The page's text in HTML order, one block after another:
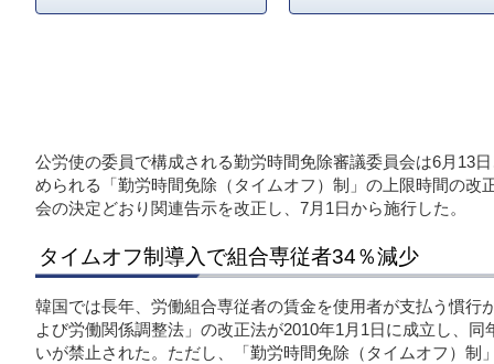
公労使の委員で構成される勤労時間免除審議委員会は6月13
められる「勤労時間免除（タイムオフ）制」の上限時間の改
会の決定どおり関連告示を改正し、7月1日から施行した。
タイムオフ制導入で組合専従者34％減少
韓国では長年、労働組合専従者の賃金を使用者が支払う慣行
よび労働関係調整法」の改正法が2010年1月1日に成立し、
いが禁止された。ただし、「勤労時間免除（タイムオフ）制